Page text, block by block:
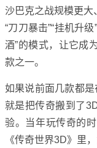
沙巴克之战规模更大
“刀刀暴击”“挂机升
酒”的模式，让它成
款之一。
如果说前面几款都是
就是把传奇搬到了
验。当年玩传奇的
《传奇世界3D》里